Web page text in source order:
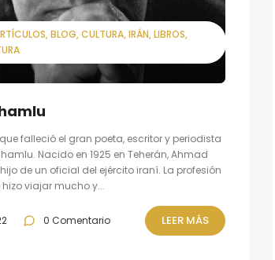
BLOG CULTURA IRÁN LIBROS
falleció el gran poeta, escritor y periodista
Nacido en 1925 en Teherán, Ahmad
de un oficial del ejército iraní. La profesión
viajar mucho y...
0 Comentario LEER MÁS